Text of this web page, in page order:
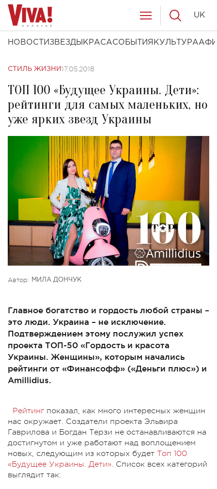
НОВОСТИ ЗВЕЗДЫ КРАСАСОБЫТИЯ КУЛЬТУРА
UK
СТИЛЬ ЖИЗНИ 17.05.2018
ТОП 100 «Будущее Украины. Дети»:
рейтинги для самых маленьких, но
уже ярких звезд Украины
Автор: МИЛА ДОНЧУК
Главное богатство и гордость любой страны –
это люди. Украина – не исключение.
Подтверждением этому послужил успех
проекта ТОП-50 «Гордость и красота
Украины. Женщины», которым начались
рейтинги от «Финансофф» («Деньги плюс») и
Amillidius.
Рейтинг показал, как много интересных женщин
нас окружает. Создатели проекта Эльвира
Гаврилова и Богдан Терзи не останавливаются на
достигнутом и уже работают над воплощением
новых, следующим из которых будет Топ 100
«Будущее Украины. Дети». Список всех категорий
выглядит так: